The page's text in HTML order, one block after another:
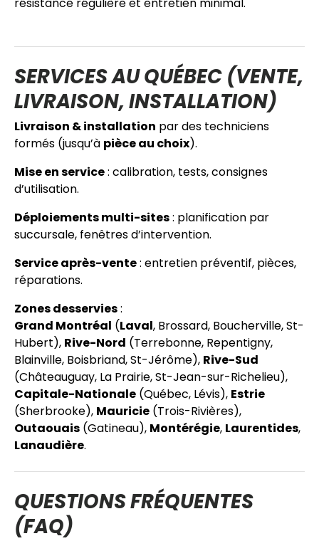
SERVICES AU QUÉBEC (VENTE,
LIVRAISON, INSTALLATION)
Livraison & installation par des techniciens
formés (jusqu’à pièce au choix).
Mise en service: calibration, tests, consignes
d’utilisation.
Déploiements multi-sites: planification par
succursale, fenêtres d’intervention.
Service après-vente: entretien préventif, pièces,
réparations.
Zones desservies:
Grand Montréal (Laval, Brossard, Boucherville, St-
Hubert), Rive-Nord (Terrebonne, Repentigny,
Blainville, Boisbriand, St-Jérôme), Rive-Sud
(Châteauguay, La Prairie, St-Jean-sur-Richelieu),
Capitale-Nationale (Québec, Lévis), Estrie
(Sherbrooke), Mauricie (Trois-Rivières),
Outaouais (Gatineau), Montérégie, Laurentides,
Lanaudière.
QUESTIONS FRÉQUENTES
(FAQ)